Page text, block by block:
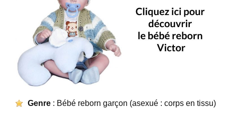
Genre : Bébé reborn garçon (asexué : corps en tissu)